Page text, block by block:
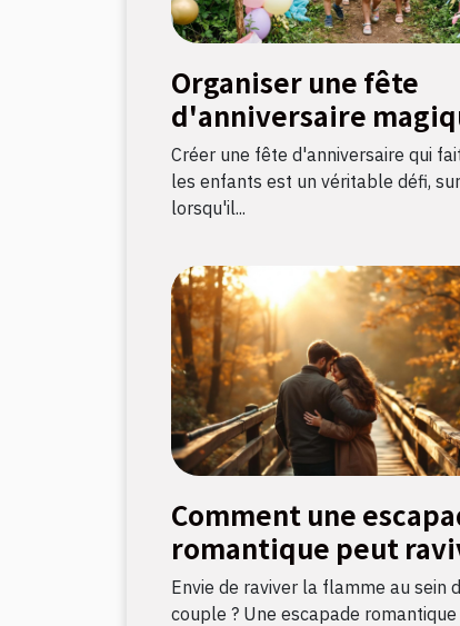
Organiser une fête
d'anniversaire
avec une chasse au
sur le thème licorne
Créer une fête d'anniversaire qui
les enfants est un véritable défi,
lorsqu'il...
Comment une
romantique peut
flamme amoureuse ?
Envie de raviver la flamme au sein
couple ? Une escapade romantique